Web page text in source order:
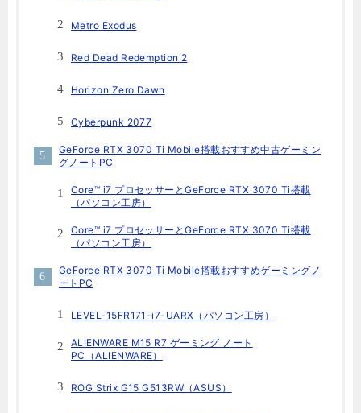
Metro Exodus
Red Dead Redemption 2
Horizon Zero Dawn
Cyberpunk 2077
GeForce RTX 3070 Ti Mobile搭載おすすめ中古ゲーミン
グノートPC
Core™ i7 プロセッサーとGeForce RTX 3070 Ti搭載
（パソコン工房）
Core™ i7 プロセッサーとGeForce RTX 3070 Ti搭載
（パソコン工房）
GeForce RTX 3070 Ti Mobile搭載おすすめゲーミングノ
ートPC
LEVEL-15FR171-i7-UARX（パソコン工房）
ALIENWARE M15 R7 ゲーミング ノート
PC（ALIENWARE）
ROG Strix G15 G513RW（ASUS）